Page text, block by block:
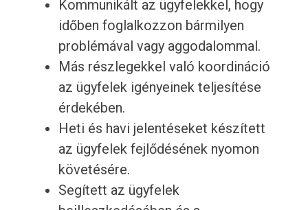
Kommunikált az ügyfelekkel, hogy
időben foglalkozzon bármilyen
problémával vagy aggodalommal.
Más részlegekkel való koordináció
az ügyfelek igényeinek teljesítése
érdekében.
Heti és havi jelentéseket készített
az ügyfelek fejlődésének nyomon
követésére.
Segített az ügyfelek